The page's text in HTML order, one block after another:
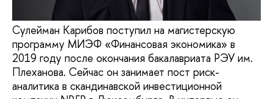
Сулейман Карибов поступил на магистерскую
программу МИЭФ «Финансовая экономика» в
2019 году после окончания бакалавриата РЭУ им.
Плеханова. Сейчас он занимает пост риск-
аналитика в скандинавской инвестиционной